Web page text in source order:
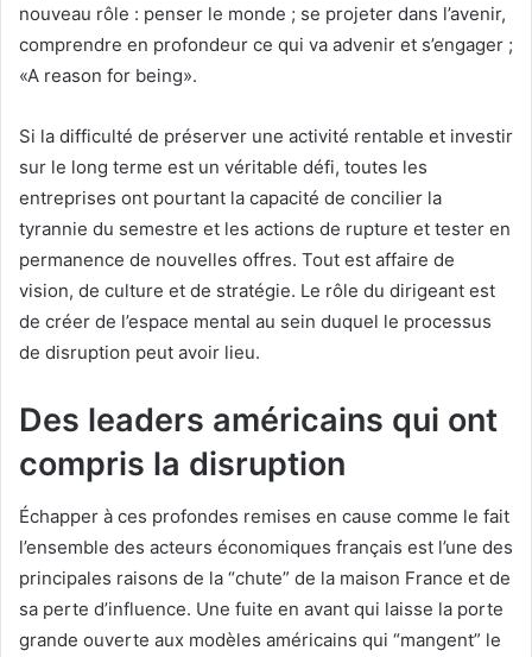
nouveau rôle : penser le monde ; se projeter dans l’avenir,
comprendre en profondeur ce qui va advenir et s’engager ;
«A reason for being».
Si la difficulté de préserver une activité rentable et investir
sur le long terme est un véritable défi, toutes les
entreprises ont pourtant la capacité de concilier la
tyrannie du semestre et les actions de rupture et tester en
permanence de nouvelles offres. Tout est affaire de
vision, de culture et de stratégie. Le rôle du dirigeant est
de créer de l’espace mental au sein duquel le processus
de disruption peut avoir lieu.
Des leaders américains qui ont
compris la disruption
Échapper à ces profondes remises en cause comme le fait
l’ensemble des acteurs économiques français est l’une des
principales raisons de la “chute” de la maison France et de
sa perte d’influence. Une fuite en avant qui laisse la porte
grande ouverte aux modèles américains qui “mangent” le